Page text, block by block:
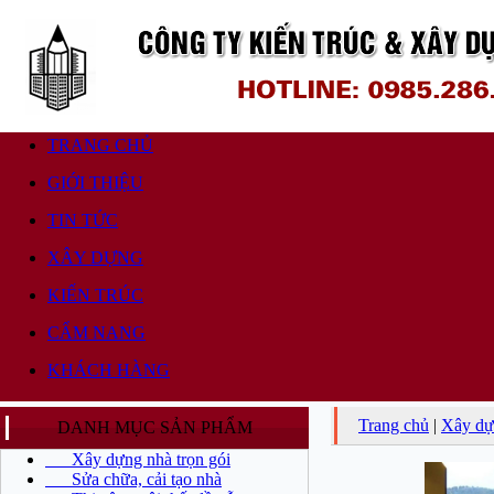
TRANG CHỦ
GIỚI THIỆU
TIN TỨC
XÂY DỰNG
KIẾN TRÚC
CẨM NANG
KHÁCH HÀNG
DANH MỤC SẢN PHẨM
Xây dựng nhà trọn gói
Sửa chữa, cải tạo nhà
Trang chủ | Xây